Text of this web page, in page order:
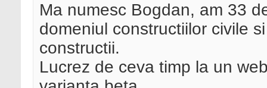
Ma numesc Bogdan, am 33
domeniul constructiilor civile
constructii.
Lucrez de ceva timp la un